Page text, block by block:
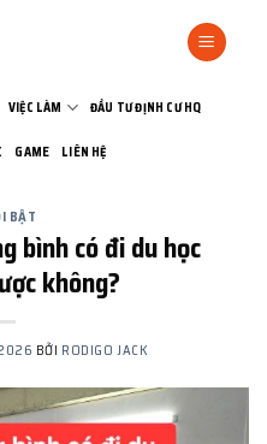
VIỆC LÀM ĐẦU TƯ ĐỊNH CƯ HQ
GAME LIÊN HỆ
BẬT
bình có đi du học
không?
BỞI RODIGO JACK